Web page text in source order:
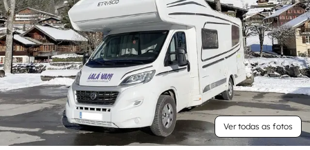
Ver todas as fotos